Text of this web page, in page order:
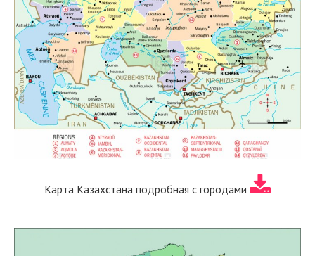
Карта Казахстана подробная с городами